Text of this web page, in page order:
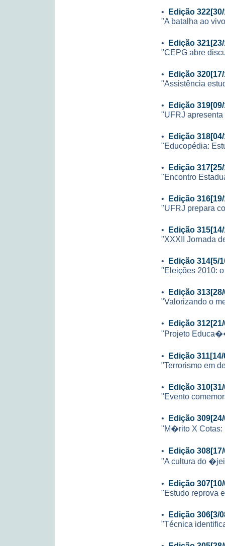
• Edição
"A batalha ao
• Edição
"CEPG abre
• Edição
"Assistência
• Edição
"UFRJ
• Edição
"Educopédia:
• Edição
"Encontro
• Edição
"UFRJ prepara
• Edição
"XXXII Jornada
• Edição 314[5/
"Eleições 2010:
• Edição
"Valorizando o
• Edição
"Projeto
• Edição
"Terrorismo em
• Edição
"Evento
• Edição
"M�rito X Cotas:
• Edição
"A cultura do
• Edição
"Estudo reprova
• Edição 306[3/
"Técnica